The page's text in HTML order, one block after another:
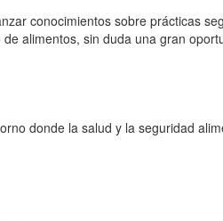
conocimientos sobre prácticas
alimentos, sin duda una gran
donde la salud y la seguridad